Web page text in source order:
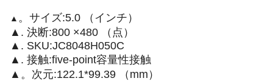
▲ 。サイズ:5.0 （インチ）
▲. 決断:800 ×480 （点）
▲. SKU:JC8048H050C
▲. 接触:five-point容量性接触
▲。次元:122.1*99.39 （mm）